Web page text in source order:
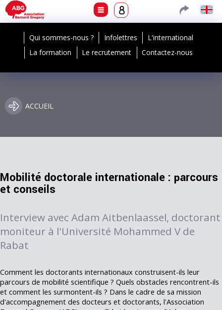
Qui sommes-nous ? Infolettres
L'international
La formation
Le recrutement Contactez-nous
ACCUEIL
Mobilité doctorale internationale : parcours
et conseils
Interview avec Adam Aitbenlaassel, doctorant
moniteur à l'Université Mohammed V de
Rabat
Comment les doctorants internationaux construisent-ils leur
parcours de mobilité scientifique ? Quels obstacles rencontrent-ils
et comment les surmontent-ils ? Dans le cadre de sa mission
d'accompagnement des docteurs et doctorants, l'Association